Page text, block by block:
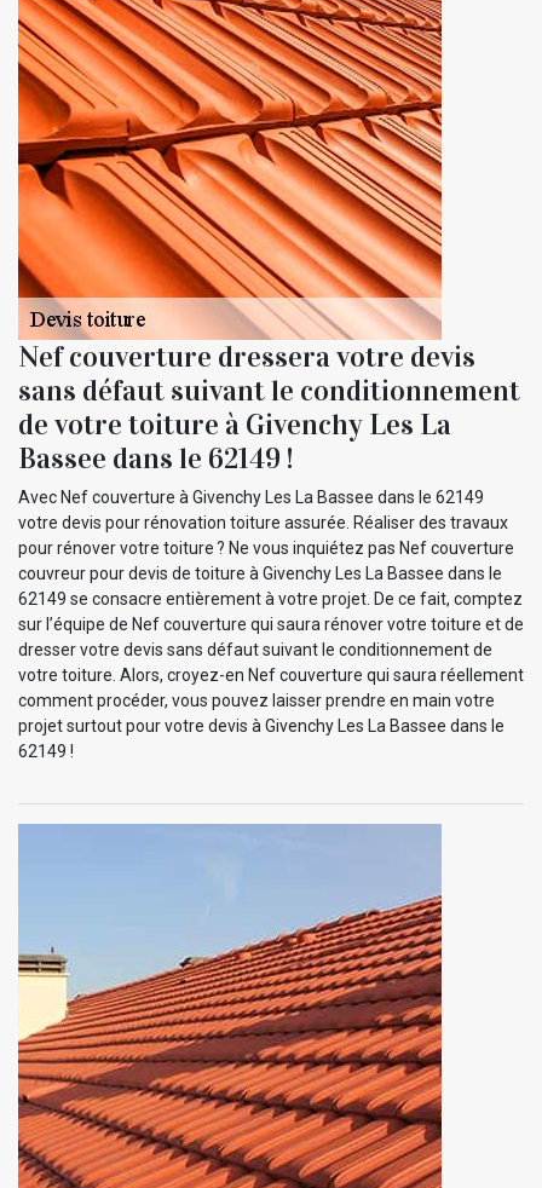
Nef couverture dressera votre devis
sans défaut suivant le conditionnement
de votre toiture à Givenchy Les La
Bassee dans le 62149 !
Avec Nef couverture à Givenchy Les La Bassee dans le 62149
votre devis pour rénovation toiture assurée. Réaliser des travaux
pour rénover votre toiture ? Ne vous inquiétez pas Nef couverture
couvreur pour devis de toiture à Givenchy Les La Bassee dans le
62149 se consacre entièrement à votre projet. De ce fait, comptez
sur l’équipe de Nef couverture qui saura rénover votre toiture et de
dresser votre devis sans défaut suivant le conditionnement de
votre toiture. Alors, croyez-en Nef couverture qui saura réellement
comment procéder, vous pouvez laisser prendre en main votre
projet surtout pour votre devis à Givenchy Les La Bassee dans le
62149 !